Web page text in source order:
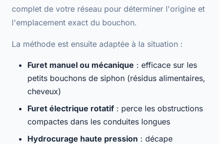
complet de votre réseau pour déterminer l'origine et
l'emplacement exact du bouchon.
La méthode est ensuite adaptée à la situation :
Furet manuel ou mécanique : efficace sur les
petits bouchons de siphon (résidus alimentaires,
cheveux)
Furet électrique rotatif : perce les obstructions
compactes dans les conduites longues
Hydrocurage haute pression : décape